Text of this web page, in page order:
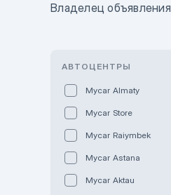
Владелец объявления
АВТОЦЕНТРЫ
Mycar Almaty
Mycar Store
Mycar Raiymbek
Mycar Astana
Mycar Aktau